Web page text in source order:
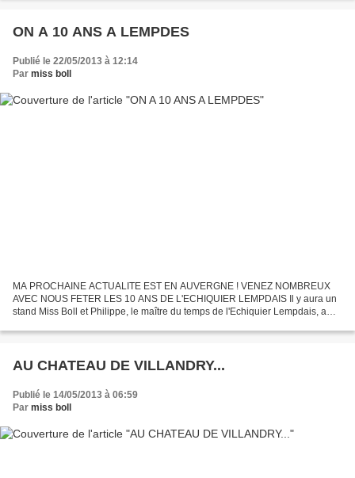
ON A 10 ANS A LEMPDES
Publié le 22/05/2013 à 12:14
Par miss boll
MA PROCHAINE ACTUALITE EST EN AUVERGNE ! VENEZ NOMBREUX
AVEC NOUS FETER LES 10 ANS DE L'ECHIQUIER LEMPDAIS Il y aura un
stand Miss Boll et Philippe, le maître du temps de l'Echiquier Lempdais, a
AU CHATEAU DE VILLANDRY...
Publié le 14/05/2013 à 06:59
Par miss boll